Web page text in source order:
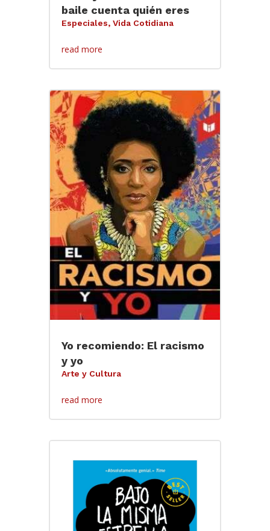
baile cuenta quién eres
Especiales, Vida Cotidiana
read more
Yo recomiendo: El racismo
y yo
Arte y Cultura
read more